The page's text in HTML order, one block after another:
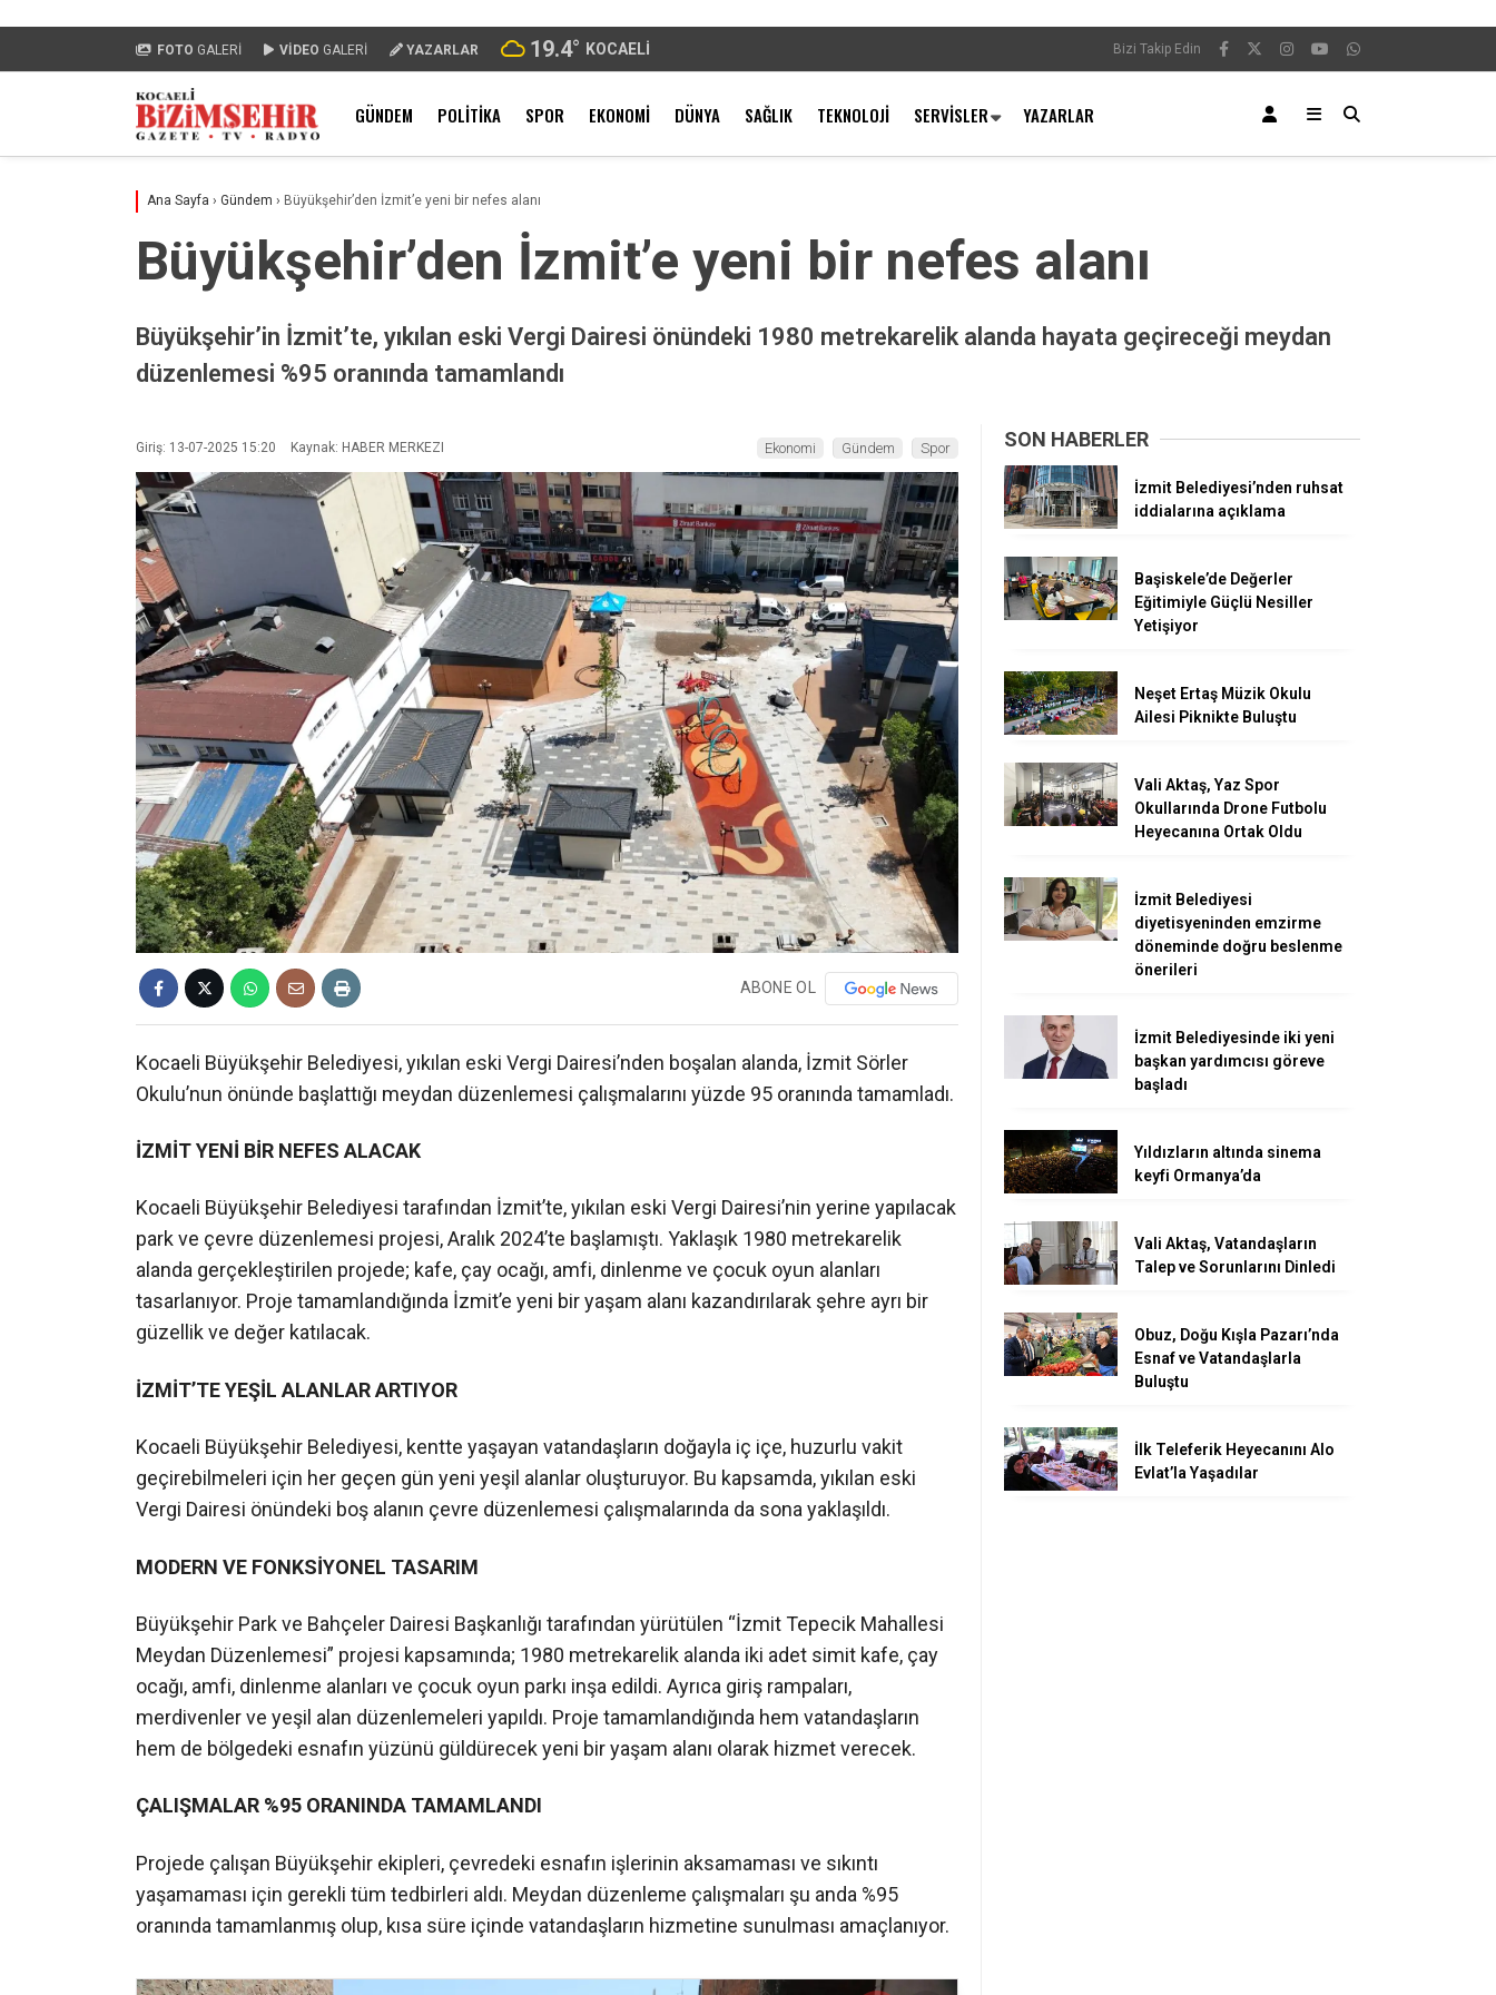
FOTO GALERİ VİDEO GALERİ YAZARLAR 19.4° KOCAELI Bizi Takip Edin
GÜNDEM POLITIKA SPOR EKONOMI DÜNYA SAĞLIK TEKNOLOJI SERVISLER YAZARLAR
Ana Sayfa › Gündem › Büyükşehir’den İzmit’e yeni bir nefes alanı
Büyükşehir’den İzmit’e yeni bir nefes alanı
Büyükşehir’in İzmit’te, yıkılan eski Vergi Dairesi önündeki 1980 metrekarelik alanda hayata geçireceği meydan
düzenlemesi %95 oranında tamamlandı
Giriş: 13-07-2025 15:20 Kaynak: HABER MERKEZI Ekonomi Gündem Spor
ABONE OL
Kocaeli Büyükşehir Belediyesi, yıkılan eski Vergi Dairesi’nden boşalan alanda, İzmit Sörler
Okulu’nun önünde başlattığı meydan düzenlemesi çalışmalarını yüzde 95 oranında tamamladı.
İZMİT YENİ BİR NEFES ALACAK
Kocaeli Büyükşehir Belediyesi tarafından İzmit’te, yıkılan eski Vergi Dairesi’nin yerine yapılacak
park ve çevre düzenlemesi projesi, Aralık 2024’te başlamıştı. Yaklaşık 1980 metrekarelik
alanda gerçekleştirilen projede; kafe, çay ocağı, amfi, dinlenme ve çocuk oyun alanları
tasarlanıyor. Proje tamamlandığında İzmit’e yeni bir yaşam alanı kazandırılarak şehre ayrı bir
güzellik ve değer katılacak.
İZMİT’TE YEŞİL ALANLAR ARTIYOR
Kocaeli Büyükşehir Belediyesi, kentte yaşayan vatandaşların doğayla iç içe, huzurlu vakit
geçirebilmeleri için her geçen gün yeni yeşil alanlar oluşturuyor. Bu kapsamda, yıkılan eski
Vergi Dairesi önündeki boş alanın çevre düzenlemesi çalışmalarında da sona yaklaşıldı.
MODERN VE FONKSİYONEL TASARIM
Büyükşehir Park ve Bahçeler Dairesi Başkanlığı tarafından yürütülen “İzmit Tepecik Mahallesi
Meydan Düzenlemesi” projesi kapsamında; 1980 metrekarelik alanda iki adet simit kafe, çay
ocağı, amfi, dinlenme alanları ve çocuk oyun parkı inşa edildi. Ayrıca giriş rampaları,
merdivenler ve yeşil alan düzenlemeleri yapıldı. Proje tamamlandığında hem vatandaşların
hem de bölgedeki esnafın yüzünü güldürecek yeni bir yaşam alanı olarak hizmet verecek.
ÇALIŞMALAR %95 ORANINDA TAMAMLANDI
Projede çalışan Büyükşehir ekipleri, çevredeki esnafın işlerinin aksamaması ve sıkıntı
yaşamaması için gerekli tüm tedbirleri aldı. Meydan düzenleme çalışmaları şu anda %95
oranında tamamlanmış olup, kısa süre içinde vatandaşların hizmetine sunulması amaçlanıyor.
SON HABERLER
İzmit Belediyesi’nden ruhsat
iddialarına açıklama
Başiskele’de Değerler
Eğitimiyle Güçlü Nesiller
Yetişiyor
Neşet Ertaş Müzik Okulu
Ailesi Piknikte Buluştu
Vali Aktaş, Yaz Spor
Okullarında Drone Futbolu
Heyecanına Ortak Oldu
İzmit Belediyesi
diyetisyeninden emzirme
döneminde doğru beslenme
önerileri
İzmit Belediyesinde iki yeni
başkan yardımcısı göreve
başladı
Yıldızların altında sinema
keyfi Ormanya’da
Vali Aktaş, Vatandaşların
Talep ve Sorunlarını Dinledi
Obuz, Doğu Kışla Pazarı’nda
Esnaf ve Vatandaşlarla
Buluştu
İlk Teleferik Heyecanını Alo
Evlat’la Yaşadılar